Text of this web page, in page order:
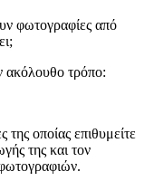
φωτογραφίες από
ακόλουθο τρόπο:
της οποίας επιθυμείτε
της και τον